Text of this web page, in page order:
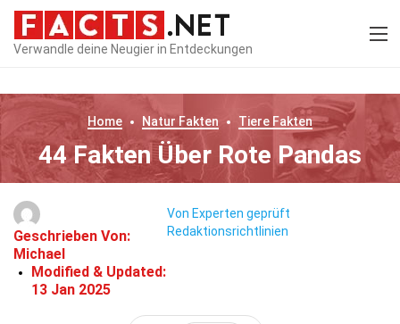
Verwandle deine Neugier in Entdeckungen
Home Natur Fakten Tiere Fakten
44 Fakten Über Rote Pandas
Geschrieben Von:
Michael
Modified & Updated:
13 Jan 2025
Von Experten geprüft
Redaktionsrichtlinien